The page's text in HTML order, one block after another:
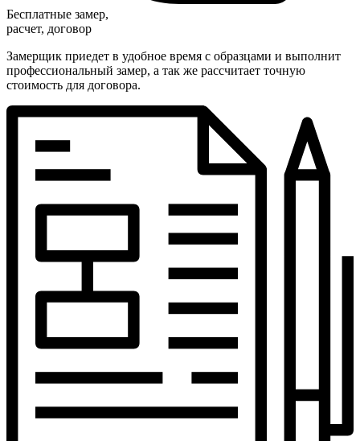
Бесплатные замер,
расчет, договор
Замерщик приедет в удобное время с образцами и выполнит
профессиональный замер, а так же рассчитает точную
стоимость для договора.